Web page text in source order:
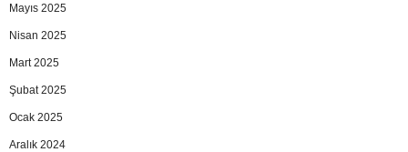
Mayıs 2025
Nisan 2025
Mart 2025
Şubat 2025
Ocak 2025
Aralık 2024